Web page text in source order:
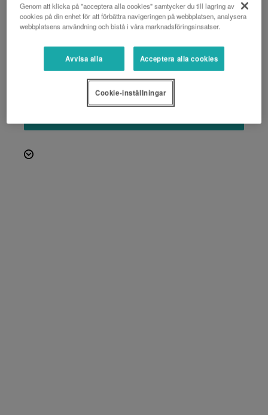
Hydrauliskt justerbar kantvändning via två eller
tre yttre, högerställda rotorer.
och fördelning av materialet.
Ram av lådtyp bestående av två U-profiler för
extremt solid konstruktion.
Genom att klicka på "acceptera alla cookies" samtycker du till lagring av
cookies på din enhet för att förbättra navigeringen på webbplatsen, analysera
webbplatsens användning och bistå i våra marknadsföringsinsatser.
Avvisa alla Acceptera alla cookies
Cookie-inställningar